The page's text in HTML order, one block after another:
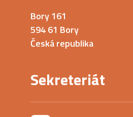
Bory 161
594 61 Bory
Česká republika
Sekreteriát